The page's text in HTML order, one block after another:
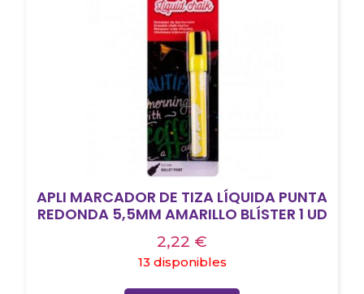
APLI MARCADOR DE TIZA LÍQUIDA PUNTA
REDONDA 5,5MM AMARILLO BLÍSTER 1 UD
2,22 €
13 disponibles